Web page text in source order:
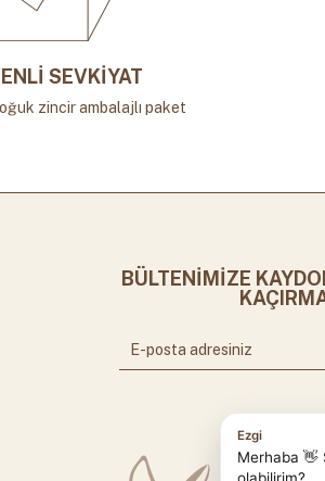
SEVKİYAT
zincir ambalajlı paket
BÜLTENİMİZE